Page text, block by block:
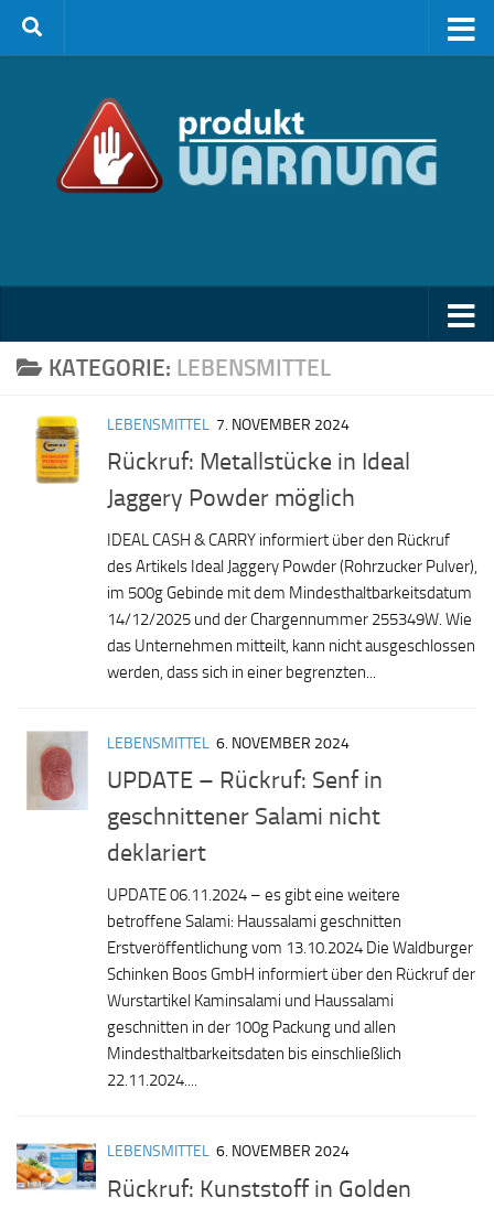
Zum Inhalt springen
KATEGORIE: LEBENSMITTEL
LEBENSMITTEL 7. NOVEMBER 2024
Rückruf: Metallstücke in Ideal
Jaggery Powder möglich
IDEAL CASH & CARRY informiert über den Rückruf
des Artikels Ideal Jaggery Powder (Rohrzucker Pulver),
im 500g Gebinde mit dem Mindesthaltbarkeitsdatum
14/12/2025 und der Chargennummer 255349W. Wie
das Unternehmen mitteilt, kann nicht ausgeschlossen
werden, dass sich in einer begrenzten...
LEBENSMITTEL 6. NOVEMBER 2024
UPDATE – Rückruf: Senf in
geschnittener Salami nicht
deklariert
UPDATE 06.11.2024 – es gibt eine weitere
betroffene Salami: Haussalami geschnitten
Erstveröffentlichung vom 13.10.2024 Die Waldburger
Schinken Boos GmbH informiert über den Rückruf der
Wurstartikel Kaminsalami und Haussalami
geschnitten in der 100g Packung und allen
Mindesthaltbarkeitsdaten bis einschließlich
22.11.2024....
LEBENSMITTEL 6. NOVEMBER 2024
Rückruf: Kunststoff in Golden